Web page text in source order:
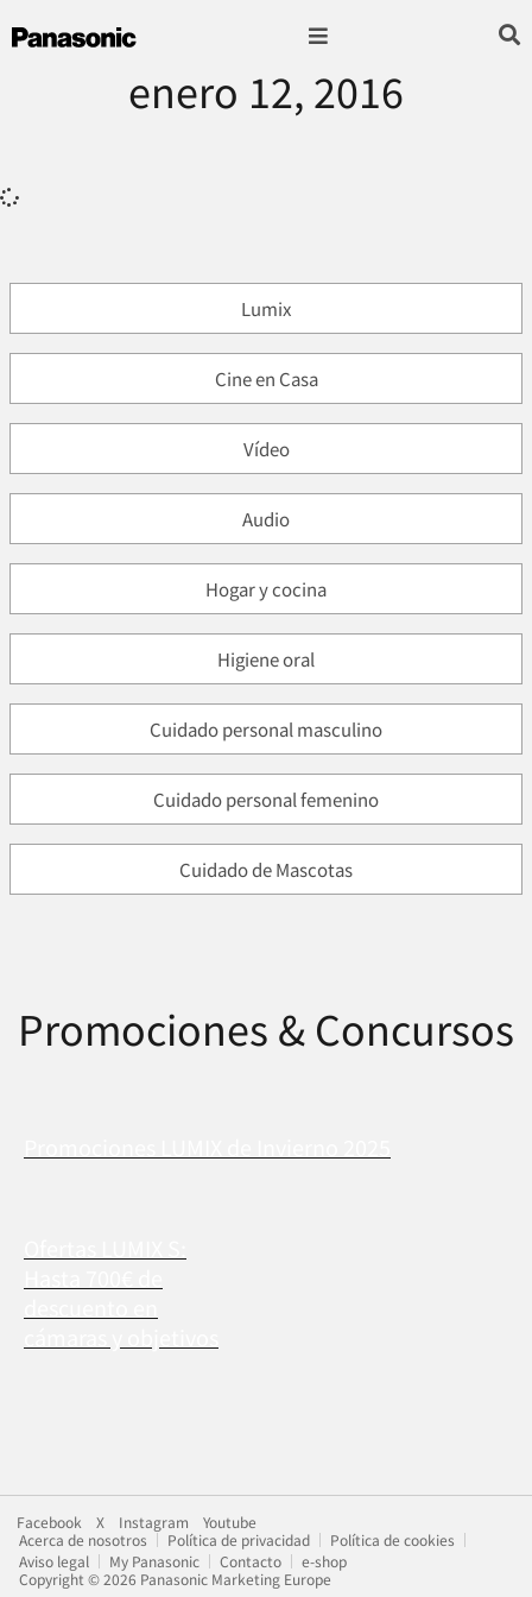
enero 12, 2016
Lumix
Cine en Casa
Vídeo
Audio
Hogar y cocina
Higiene oral
Cuidado personal masculino
Cuidado personal femenino
Cuidado de Mascotas
Promociones & Concursos
Facebook X Instagram
Youtube
Acerca de nosotros
Política de privacidad
Política de cookies
Aviso legal
My Panasonic Contacto
e-shop
Copyright © 2026 Panasonic Marketing Europe